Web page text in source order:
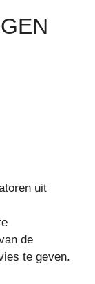
uit
de
te geven.